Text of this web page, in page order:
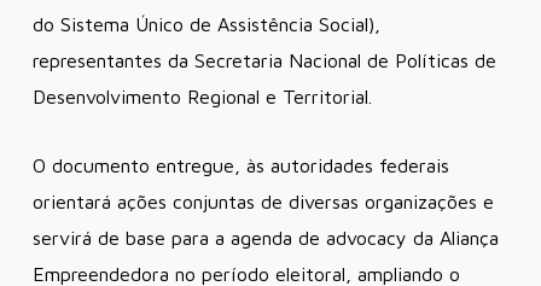
do Sistema Único de Assistência Social),
representantes da Secretaria Nacional de Políticas de
Desenvolvimento Regional e Territorial.
O documento entregue, às autoridades federais
orientará ações conjuntas de diversas organizações e
servirá de base para a agenda de advocacy da Aliança
Empreendedora no período eleitoral, ampliando o